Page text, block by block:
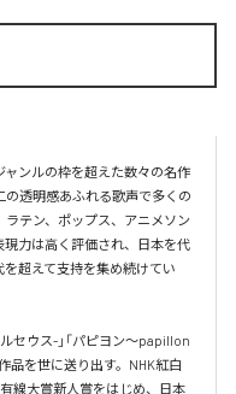
ンルの枠を超えた数々の名作
透明感あふれる歌声で多くの
テン、ポップス、アニメソン
力は高く評価され、日本を代
超えて支持を集め続けてい
セウス-」「パピヨン～papillon
品を世に送り出す。NHK紅白
線大賞新人賞をはじめ、日本